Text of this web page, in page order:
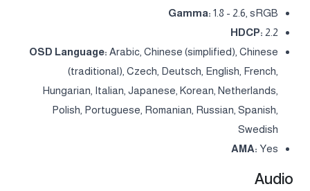
Gamma: 1.8 - 2.6, sRGB
HDCP: 2.2
OSD Language: Arabic, Chinese (simplified), Chinese
(traditional), Czech, Deutsch, English, French,
Hungarian, Italian, Japanese, Korean, Netherlands,
Polish, Portuguese, Romanian, Russian, Spanish,
Swedish
AMA: Yes
Audio